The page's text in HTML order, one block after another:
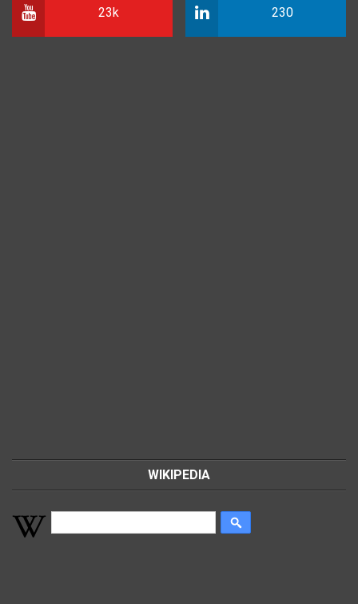
23k 230
WIKIPEDIA